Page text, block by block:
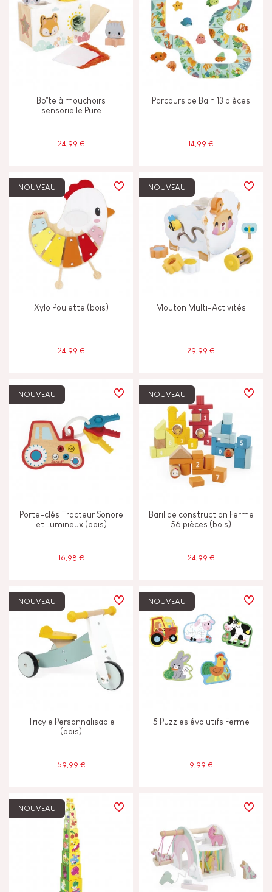
Boîte à mouchoirs
sensorielle Pure
24,99 €
Parcours de Bain 13 pièces
14,99 €
NOUVEAU
Xylo Poulette (bois)
24,99 €
NOUVEAU
Mouton Multi-Activités
29,99 €
NOUVEAU
Porte-clés Tracteur Sonore
et Lumineux (bois)
16,98 €
NOUVEAU
Baril de construction Ferme
56 pièces (bois)
24,99 €
NOUVEAU
Tricyle Personnalisable
(bois)
59,99 €
NOUVEAU
5 Puzzles évolutifs Ferme
9,99 €
NOUVEAU